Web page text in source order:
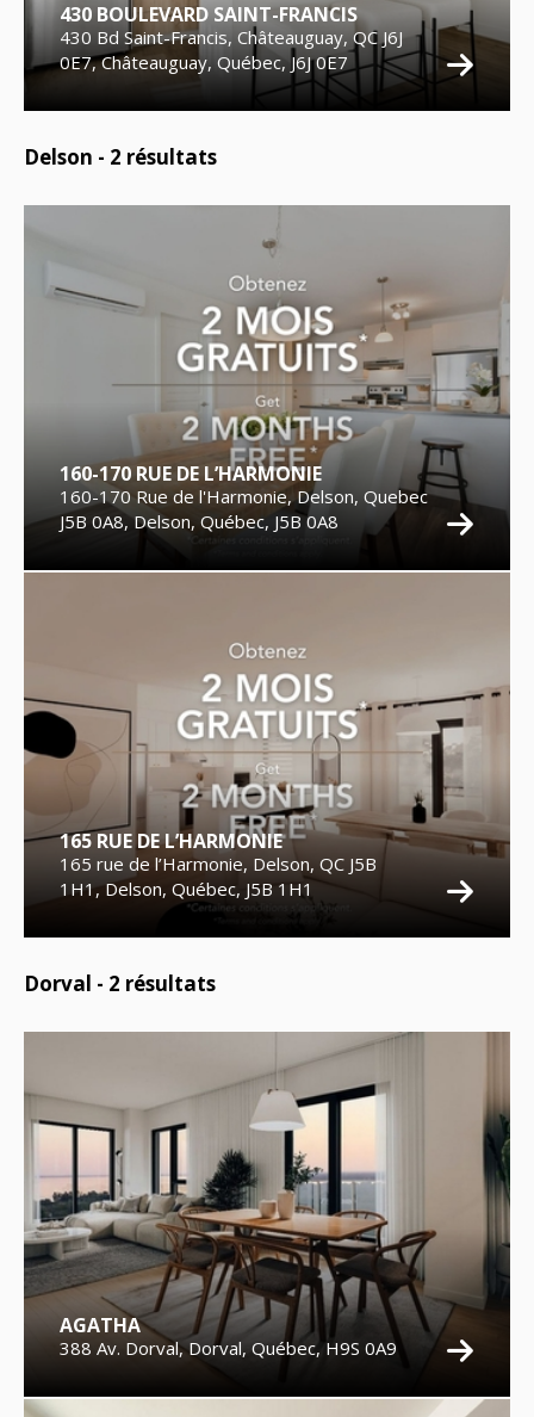
430 BOULEVARD SAINT-FRANCIS
430 Bd Saint-Francis, Châteauguay, QC J6J
0E7, Châteauguay, Québec, J6J 0E7
Delson - 2 résultats
160-170 RUE DE L’HARMONIE
160-170 Rue de l'Harmonie, Delson, Quebec
J5B 0A8, Delson, Québec, J5B 0A8
165 RUE DE L’HARMONIE
165 rue de l’Harmonie, Delson, QC J5B
1H1, Delson, Québec, J5B 1H1
Dorval - 2 résultats
AGATHA
388 Av. Dorval, Dorval, Québec, H9S 0A9